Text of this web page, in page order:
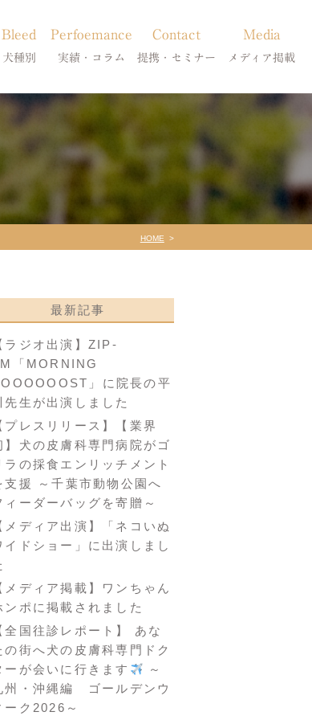
Bleed
犬種別
皮膚病
ルドッグの皮膚病
Perfoemance
実績・コラム
犬種別
症状別
Contact
提携・セミナー
診療提携・セミナー開催
Media
メディア掲載
メディア掲載
HOME
最新記事
ラジオ出演】ZIP-
「MORNING
」に院長の平
先生が出演しました
プレスリリース】【業界
】犬の皮膚科専門病院がゴ
ラの採食エンリッチメント
支援 ～千葉市動物公園へ
ィーダーバッグを寄贈～
メディア出演】「ネコいぬ
イドショー」に出演しまし
メディア掲載】ワンちゃん
ンポに掲載されました
全国往診レポート】 あな
の街へ犬の皮膚科専門ドク
ーが会いに行きます
～
州・沖縄編 ゴールデンウ
ーク2026～